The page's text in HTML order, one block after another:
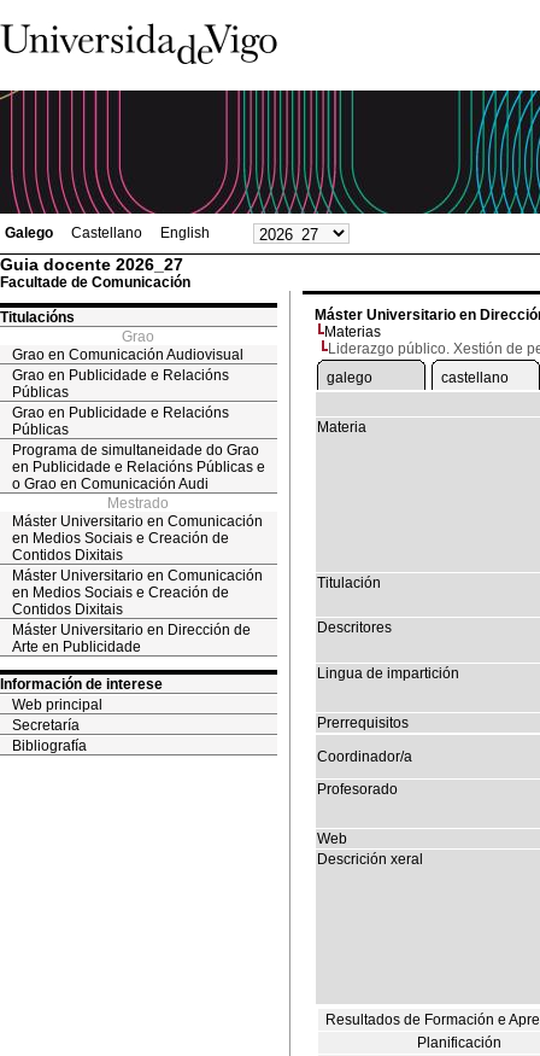
Galego Castellano English
Guia docente 2026_27
Facultade de Comunicación
Titulacións
Grao
Grao en Comunicación Audiovisual
Grao en Publicidade e Relacións
Públicas
Grao en Publicidade e Relacións
Públicas
Programa de simultaneidade do Grao
en Publicidade e Relacións Públicas e
o Grao en Comunicación Audi
Mestrado
Máster Universitario en Comunicación
en Medios Sociais e Creación de
Contidos Dixitais
Máster Universitario en Comunicación
en Medios Sociais e Creación de
Contidos Dixitais
Máster Universitario en Dirección de
Arte en Publicidade
Información de interese
Web principal
Secretaría
Bibliografía
Máster Universitario en
Materias
Liderazgo público. Xestión de
galego
castellano
Materia
Titulación
Descritores
Lingua de impartición
Prerrequisitos
Coordinador/a
Profesorado
Web
Descrición xeral
Resultados de Formación e
Planificación